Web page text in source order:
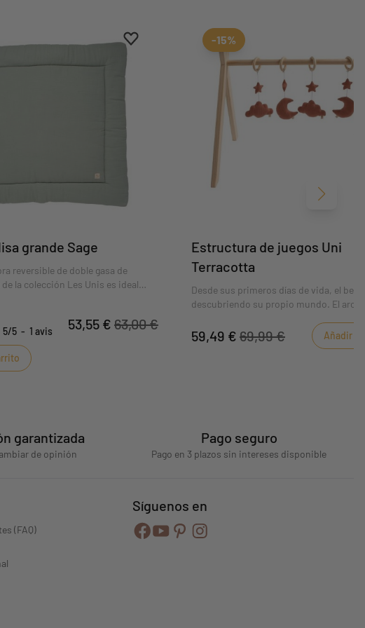
Aggiungi ai preferiti
borrar favoritos
grande Sage
reversible de doble gasa de
la colección Les Unis es ideal
en el suelo y observa cómo el
5/5 - 1 avis 53,55 € 63,00 €
-15%
Estructura de juegos Uni
Terracotta
Desde sus primeros días de vida, el
descubriendo su propio mundo. El arca
hacer nuevos descubrimientos.La
reclinada es la mejor manera de ayudar
59,49 € 69,99 € Añadir
garantizada
de opinión
Pago seguro
Pago en 3 plazos sin intereses disponible
(FAQ)
Síguenos en